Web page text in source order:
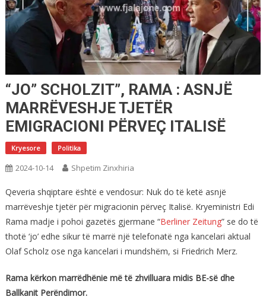
“JO” SCHOLZIT”, RAMA : ASNJË
MARRËVESHJE TJETËR
EMIGRACIONI PËRVEÇ ITALISË
Kryesore Politika
2024-10-14 Shpetim Zinxhiria
Qeveria shqiptare është e vendosur: Nuk do të ketë asnjë
marrëveshje tjetër për migracionin përveç Italisë. Kryeministri Edi
Rama madje i pohoi gazetës gjermane “Berliner Zeitung” se do të
thotë ‘jo’ edhe sikur të marrë një telefonatë nga kancelari aktual
Olaf Scholz ose nga kancelari i mundshëm, si Friedrich Merz.
Rama kërkon marrëdhënie më të zhvilluara midis BE-së dhe
Ballkanit Perëndimor.